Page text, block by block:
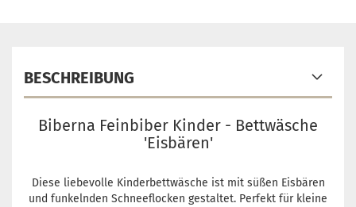
BESCHREIBUNG
Biberna Feinbiber Kinder - Bettwäsche
'Eisbären'
Diese liebevolle Kinderbettwäsche ist mit süßen Eisbären
und funkelnden Schneeflocken gestaltet. Perfekt für kleine